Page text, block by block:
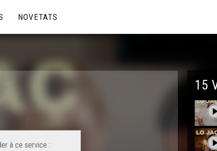
NOVETATS
à ce service :
15